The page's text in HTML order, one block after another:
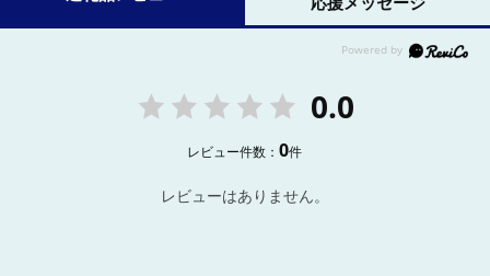
0.0
レビュー件数：0件
レビューはありません。